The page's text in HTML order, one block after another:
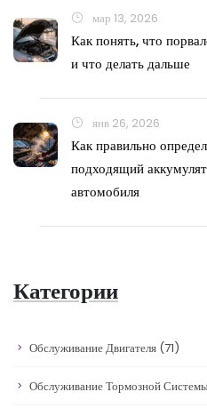
мар 13, 2026
Как понять, что
и что делать дальше
янв 26, 2026
Как правильно
подходящий
автомобиля
Категории
Обслуживание Двигателя (71)
Обслуживание Тормозной